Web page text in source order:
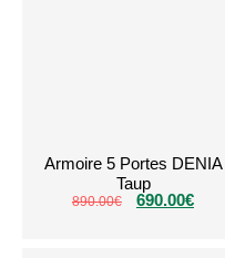
Armoire 5 Portes DENIA
Taup
890.00€ 690.00€